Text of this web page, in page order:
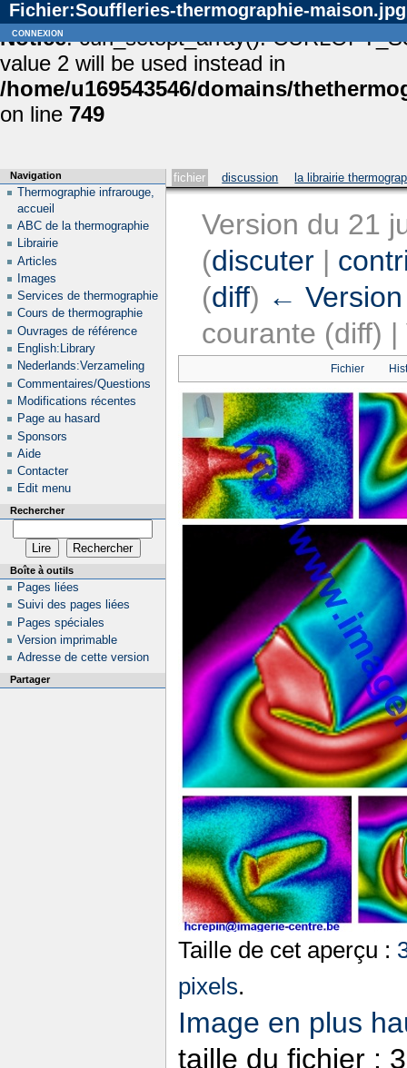
Notice: curl_setopt_array():
value 2 will be used instead in
/home/u169543546/domains/
on line 749
Fichier:Souffleries-thermographie-maison.jpg
fichier discussion la librairie
Version du 21
(discuter |
(diff) ←
courante (diff)
Fichier
Taille de cet aperçu :
pixels.
Image en plus
taille du fichier :
Navigation
Thermographie infrarouge,
accueil
ABC de la thermographie
Librairie
Articles
Images
Services de thermographie
Cours de thermographie
Ouvrages de référence
English:Library
Nederlands:Verzameling
Commentaires/Questions
Modifications récentes
Page au hasard
Sponsors
Aide
Contacter
Edit menu
Rechercher
Boîte à outils
Pages liées
Suivi des pages liées
Pages spéciales
Version imprimable
Adresse de cette version
Partager
connexion